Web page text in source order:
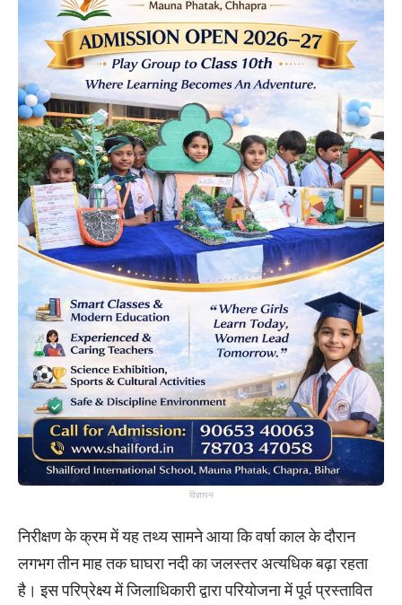
विज्ञापन
निरीक्षण के क्रम में यह तथ्य सामने आया कि वर्षा काल के दौरान
लगभग तीन माह तक घाघरा नदी का जलस्तर अत्यधिक बढ़ा रहता
है। इस परिप्रेक्ष्य में जिलाधिकारी द्वारा परियोजना में पूर्व प्रस्तावित